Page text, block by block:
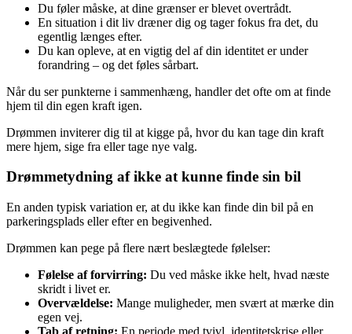
Du føler måske, at dine grænser er blevet overtrådt.
En situation i dit liv dræner dig og tager fokus fra det, du
egentlig længes efter.
Du kan opleve, at en vigtig del af din identitet er under
forandring – og det føles sårbart.
Når du ser punkterne i sammenhæng, handler det ofte om at finde
hjem til din egen kraft igen.
Drømmen inviterer dig til at kigge på, hvor du kan tage din kraft
mere hjem, sige fra eller tage nye valg.
Drømmetydning af ikke at kunne finde sin bil
En anden typisk variation er, at du ikke kan finde din bil på en
parkeringsplads eller efter en begivenhed.
Drømmen kan pege på flere nært beslægtede følelser:
Følelse af forvirring: Du ved måske ikke helt, hvad næste
skridt i livet er.
Overvældelse: Mange muligheder, men svært at mærke din
egen vej.